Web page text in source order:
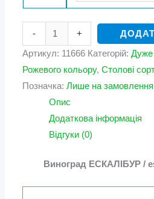
- +
Артикул: 11666 Категорій:Дуже
Рожевого кольору,Столові
Позначка:Лише на замовлення
Опис
Додаткова інформація
Відгуки (0)
Виноград ЕСКАЛІБУР /